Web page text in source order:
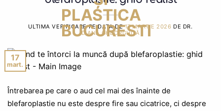
ULTIMA VERIFICARE PE DATA DE17 MARTIE 2026 DE DR.
DIANA GHEORGHIȚĂ
17
mart.
Întrebarea pe care o aud cel mai des înainte de
blefaroplastie nu este despre fire sau cicatrice, ci despre